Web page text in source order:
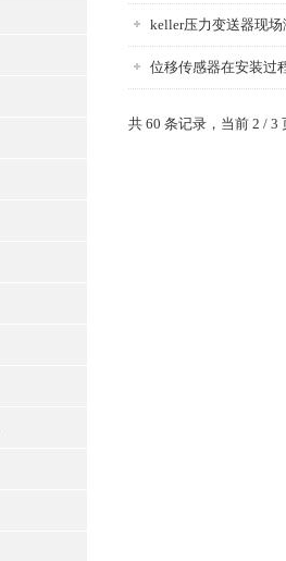
keller压力变送器现
位移传感器在安装过
共 60 条记录，当前 2 /